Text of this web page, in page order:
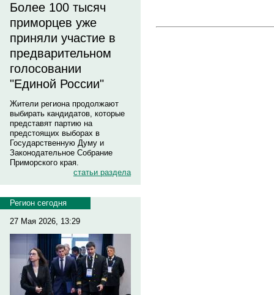
Более 100 тысяч
приморцев уже
приняли участие в
предварительном
голосовании
"Единой России"
Жители региона продолжают
выбирать кандидатов, которые
представят партию на
предстоящих выборах в
Государственную Думу и
Законодательное Собрание
Приморского края.
статьи раздела
Регион сегодня
27 Мая 2026, 13:29